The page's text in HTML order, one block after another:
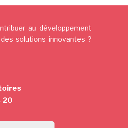
au développement
solutions innovantes ?
20